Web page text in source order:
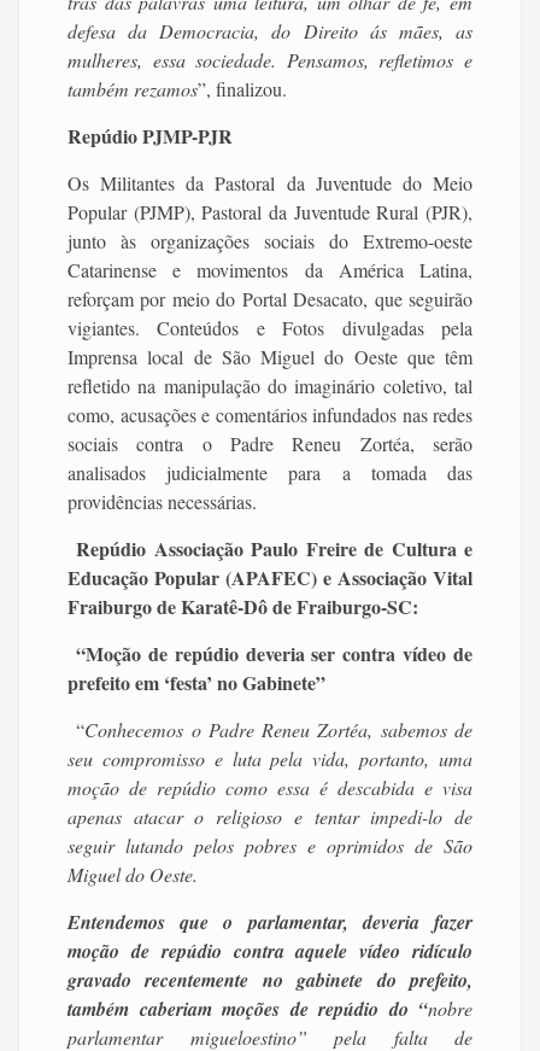
defesa da Democracia, do Direito ás mães, as
mulheres, essa sociedade. Pensamos, refletimos e
também rezamos”, finalizou.
Repúdio PJMP-PJR
Os Militantes da Pastoral da Juventude do Meio
Popular (PJMP), Pastoral da Juventude Rural (PJR),
junto às organizações sociais do Extremo-oeste
Catarinense e movimentos da América Latina,
reforçam por meio do Portal Desacato, que seguirão
vigiantes. Conteúdos e Fotos divulgadas pela
Imprensa local de São Miguel do Oeste que têm
refletido na manipulação do imaginário coletivo, tal
como, acusações e comentários infundados nas redes
sociais contra o Padre Reneu Zortéa, serão
analisados judicialmente para a tomada das
providências necessárias.
Repúdio Associação Paulo Freire de Cultura e
Educação Popular (APAFEC) e Associação Vital
Fraiburgo de Karatê-Dô de Fraiburgo-SC:
“Moção de repúdio deveria ser contra vídeo de
prefeito em ‘festa’ no Gabinete”
“Conhecemos o Padre Reneu Zortéa, sabemos de
seu compromisso e luta pela vida, portanto, uma
moção de repúdio como essa é descabida e visa
apenas atacar o religioso e tentar impedi-lo de
seguir lutando pelos pobres e oprimidos de São
Miguel do Oeste.
Entendemos que o parlamentar, deveria fazer
moção de repúdio contra aquele vídeo ridículo
gravado recentemente no gabinete do prefeito,
também caberiam moções de repúdio do “nobre
parlamentar migueloestino” pela falta de